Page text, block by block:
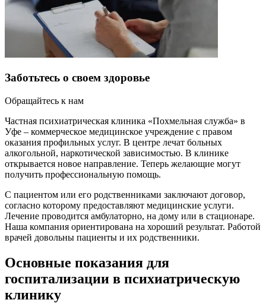
Заботьтесь о своем здоровье
Обращайтесь к нам
Частная психиатрическая клиника «Похмельная служба» в
Уфе – коммерческое медицинское учреждение с правом
оказания профильных услуг. В центре лечат больных
алкогольной, наркотической зависимостью. В клинике
открывается новое направление. Теперь желающие могут
получить профессиональную помощь.
С пациентом или его родственниками заключают договор,
согласно которому предоставляют медицинские услуги.
Лечение проводится амбулаторно, на дому или в стационаре.
Наша компания ориентирована на хороший результат. Работой
врачей довольны пациенты и их родственники.
Основные показания для
госпитализации в психиатрическую
клинику